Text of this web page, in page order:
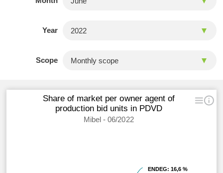
Year
Scope
Share of market per owner agent of
production bid units in PDVD
Mibel - 06/2022
ENDEG: 16,6 %
ENDEG: 16,6 %